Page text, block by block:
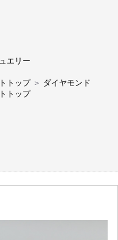
エリー
トップ ＞ ダイヤモンド
トップ